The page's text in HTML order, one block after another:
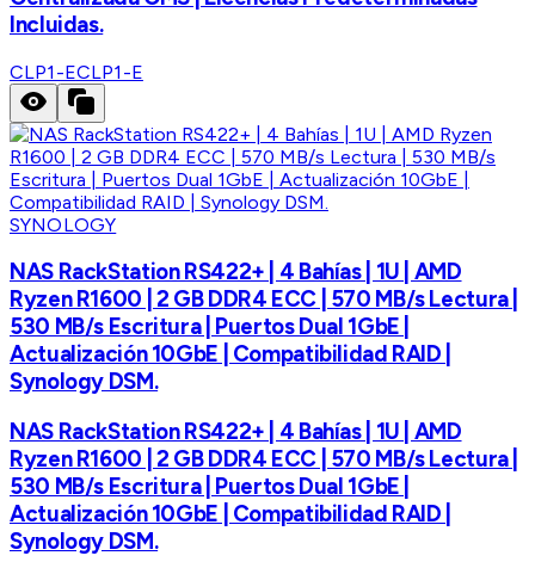
Incluidas.
CLP1-ECLP1-E
SYNOLOGY
NAS RackStation RS422+ | 4 Bahías | 1U | AMD
Ryzen R1600 | 2 GB DDR4 ECC | 570 MB/s Lectura |
530 MB/s Escritura | Puertos Dual 1GbE |
Actualización 10GbE | Compatibilidad RAID |
Synology DSM.
NAS RackStation RS422+ | 4 Bahías | 1U | AMD
Ryzen R1600 | 2 GB DDR4 ECC | 570 MB/s Lectura |
530 MB/s Escritura | Puertos Dual 1GbE |
Actualización 10GbE | Compatibilidad RAID |
Synology DSM.